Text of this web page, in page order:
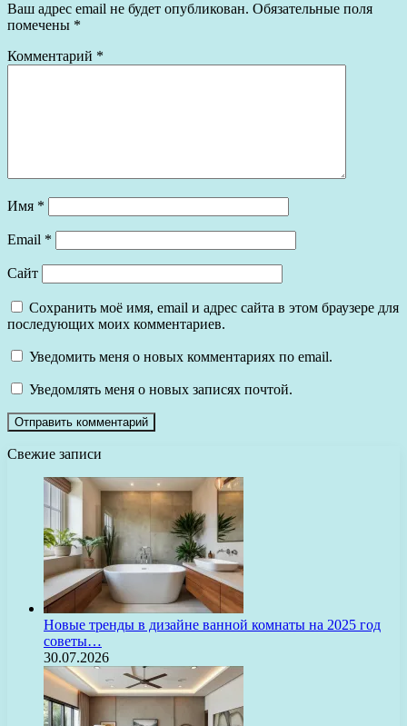
Ваш адрес email не будет опубликован. Обязательные поля
помечены *
Комментарий *
Имя *
Email *
Сайт
Сохранить моё имя, email и адрес сайта в этом браузере для
последующих моих комментариев.
Уведомить меня о новых комментариях по email.
Уведомлять меня о новых записях почтой.
Свежие записи
Новые тренды в дизайне ванной комнаты на 2025 год
советы…
30.07.2026